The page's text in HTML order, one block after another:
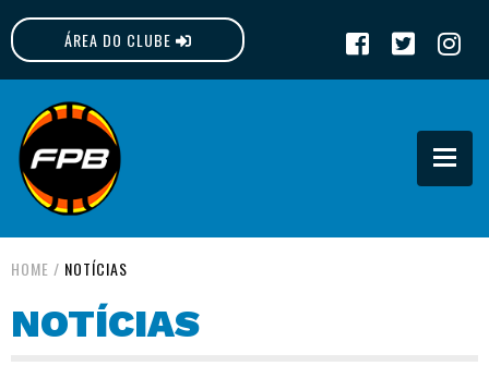
ÁREA DO CLUBE
FPB
HOME / NOTÍCIAS
NOTÍCIAS